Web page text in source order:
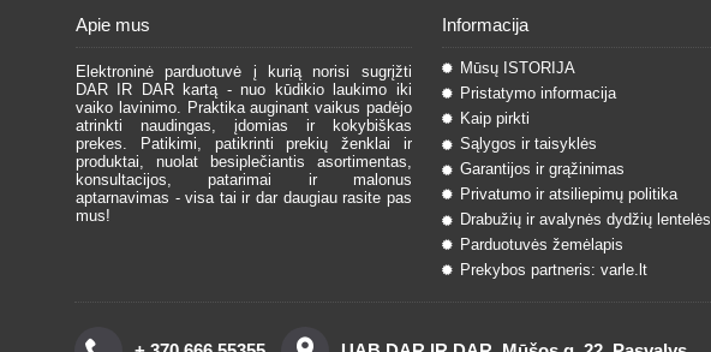
Apie mus
Elektroninė parduotuvė į kurią norisi sugrįžti
DAR IR DAR kartą - nuo kūdikio laukimo iki
vaiko lavinimo. Praktika auginant vaikus padėjo
atrinkti naudingas, įdomias ir kokybiškas
prekes. Patikimi, patikrinti prekių ženklai ir
produktai, nuolat besiplečiantis asortimentas,
konsultacijos, patarimai ir malonus
aptarnavimas - visa tai ir dar daugiau rasite pas
mus!
Informacija
Mūsų ISTORIJA
Pristatymo informacija
Kaip pirkti
Sąlygos ir taisyklės
Garantijos ir grąžinimas
Privatumo ir atsiliepimų politika
Drabužių ir avalynės dydžių lentelės
Parduotuvės žemėlapis
Prekybos partneris: varle.lt